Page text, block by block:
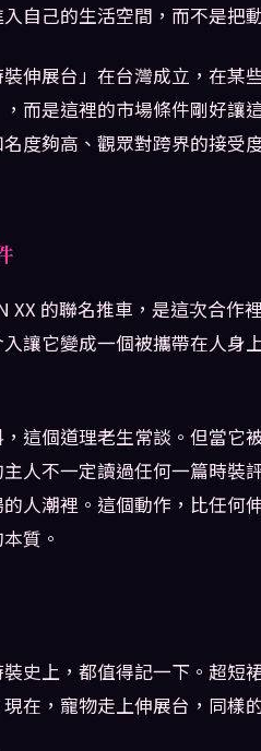
自己的生活空間，而不是把
伸展台」在台灣成立，在某
而是這裡的市場條件剛好
度夠高、觀眾對跨界的接受
的聯名推車，是這次合作
讓它變成一個被攜帶在人身
這個道理老生常談。但當它
人不一定讀過任何一篇時裝
人潮裡。這個動作，比任何
質。
史上，都值得記一下。超短
在，寵物走上伸展台，同樣